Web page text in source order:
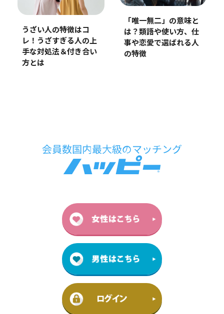
うざい人の特徴はコ
レ！うざすぎる人の上
手な対処法＆付き合い
方とは
「唯一無二」の意味と
は？類語や使い方、仕
事や恋愛で選ばれる人
の特徴